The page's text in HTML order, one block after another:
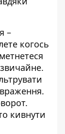
–
когось
кивнути